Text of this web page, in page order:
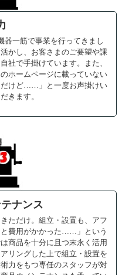
器一筋で事業を行ってきまし
かし、お客さまのご要望や課
社で手掛けています。また、
ホームページに載っていない
だけど……」と一度お声掛けい
きます。
ナンス
ただけ。組立・設置も、アフ
と費用がかかった……」という
商品を十分に且つ末永く活用
リングした上で組立・設置を
力をもつ専任のスタッフが対